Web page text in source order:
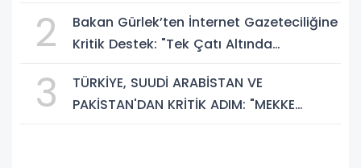
2
Bakan Gürlek’ten İnternet Gazeteciliğine
Kritik Destek: "Tek Çatı Altında
Hazırız"
3
TÜRKİYE, SUUDİ ARABİSTAN VE
PAKİSTAN'DAN KRİTİK ADIM: "MEKKE